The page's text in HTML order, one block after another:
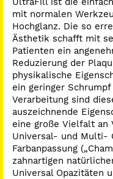
mit normalen
Hochglanz. Die so
Ästhetik schafft mit
Patienten ein
Reduzierung der
physikalische
ein geringer
Verarbeitung sind
auszeichnende
eine große Vielfalt an
Universal- und Multi-
Farbanpassung
zahnartigen
Universal Opazitäten